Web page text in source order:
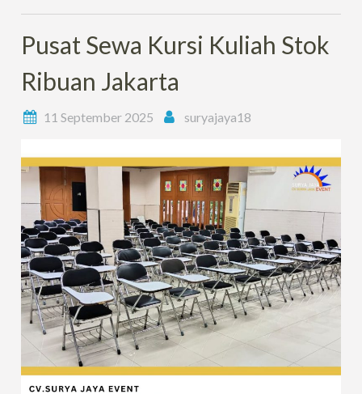
Pusat Sewa Kursi Kuliah Stok
Ribuan Jakarta
11 September 2025 suryajaya18